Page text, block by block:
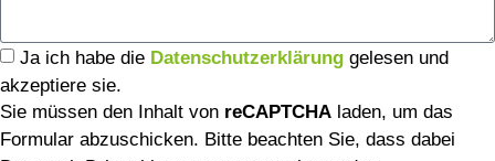
Ja ich habe die Datenschutzerklärung gelesen und
akzeptiere sie.
Sie müssen den Inhalt von reCAPTCHA laden, um das
Formular abzuschicken. Bitte beachten Sie, dass dabei